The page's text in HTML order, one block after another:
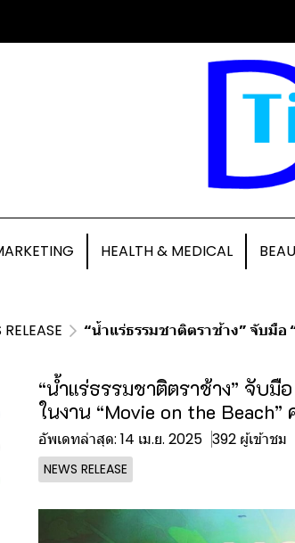
HEALTH & MEDICAL
“น้ำแร่ธรรมชาติตราช้าง” จับมือ
“น้ำแร่ธรรมชาติตราช้าง” จับมื
ในงาน “Movie on the Beach”
อัพเดทล่าสุด: 14 เม.ย. 2025 392 ผู้เข้าชม
NEWS RELEASE